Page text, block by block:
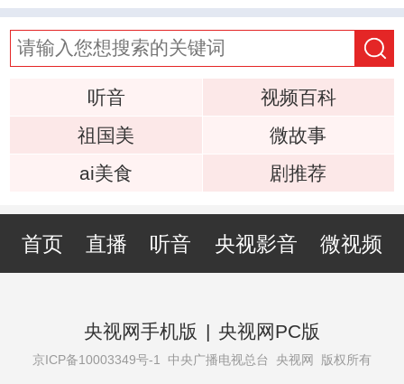
听音
视频百科
祖国美
微故事
ai美食
剧推荐
首页 直播 听音 央视影音 微视频
央视网手机版 | 央视网PC版
京ICP备10003349号-1 中央广播电视总台 央视网 版权所有